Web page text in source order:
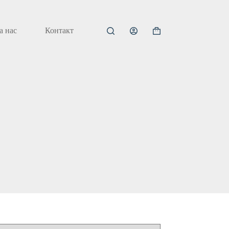
нас Контакт
Кошничка